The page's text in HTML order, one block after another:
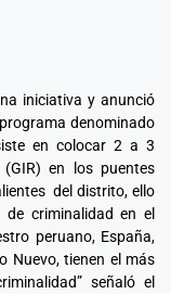
iniciativa y anunció
denominado
en colocar 2 a 3
en los puentes
del distrito, ello
criminalidad en el
peruano, España,
Nuevo, tienen el más
señaló el